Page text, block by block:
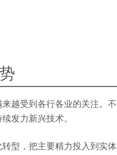
越受到各行各业的关注。
发力新兴技术。
型，把主要精力投入到实